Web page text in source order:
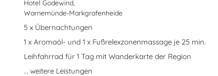
Hotel Godewind,
Warnemünde-Markgrafenheide
5 x Übernachtungen
1 x Aromaöl- und 1 x Fußrelexzonenmassage je 25 min.
Leihfahrrad für 1 Tag mit Wanderkarte der Region
... weitere Leistungen